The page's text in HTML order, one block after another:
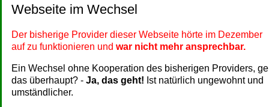
Webseite im Wechsel
Der bisherige Provider dieser Webseite hörte im Dezember
auf zu funktionieren und war nicht mehr ansprechbar.
Ein Wechsel ohne Kooperation des bisherigen Providers,
das überhaupt? - Ja, das geht! Ist natürlich ungewohnt und
umständlicher.